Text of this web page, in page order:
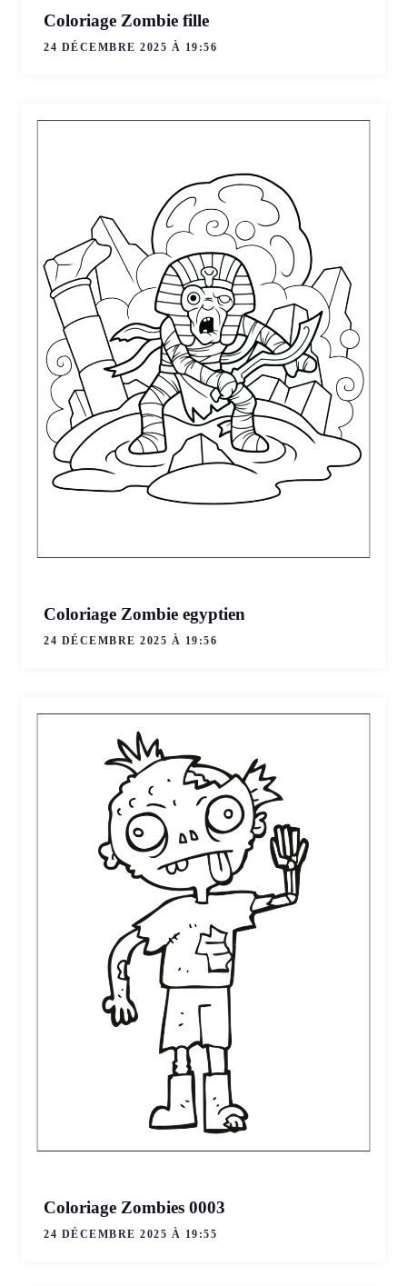
Coloriage Zombie fille
24 DÉCEMBRE 2025 À 19:56
Coloriage Zombie egyptien
24 DÉCEMBRE 2025 À 19:56
Coloriage Zombies 0003
24 DÉCEMBRE 2025 À 19:55